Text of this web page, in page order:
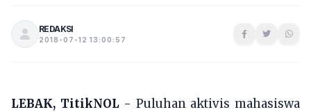
REDAKSI
2018-07-12 13:00:57
LEBAK, TitikNOL - Puluhan aktivis mahasiswa